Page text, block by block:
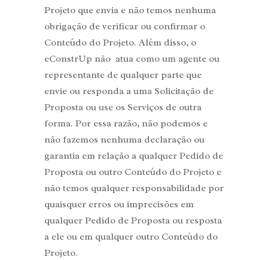
Projeto que envia e não temos nenhuma
obrigação de verificar ou confirmar o
Conteúdo do Projeto. Além disso, o
eConstrUp não atua como um agente ou
representante de qualquer parte que
envie ou responda a uma Solicitação de
Proposta ou use os Serviços de outra
forma. Por essa razão, não podemos e
não fazemos nenhuma declaração ou
garantia em relação a qualquer Pedido de
Proposta ou outro Conteúdo do Projeto e
não temos qualquer responsabilidade por
quaisquer erros ou imprecisões em
qualquer Pedido de Proposta ou resposta
a ele ou em qualquer outro Conteúdo do
Projeto.